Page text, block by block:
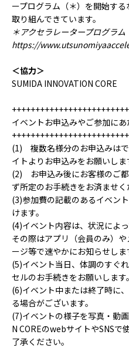
ープログラム（＊）を開始す
取り組んできています。
＊アクセラレータープログラム
https://
＜協力＞
SUMIDA INNOVATION CORE
イベントお申込みやご参加にあ
(1) 複数名様分のお申込みは
イトよりお申込みをお願いしま
(2) お申込み後にお客様のご
ず所定のお手続きをお済ませく
(3)参加費の記載のあるイベン
けます。
(4)イベント内容は、状況によ
その際はアプリ（会員のみ）
ージ等で速やかにお知らせしま
(5)イベント当日、体調のすぐ
セルのお手続きをお願いします。
(6)イベント中または終了時に
る場合がございます。
(7)イベントの様子を写真・動
N COREのwebサイトやSNSで
了承ください。